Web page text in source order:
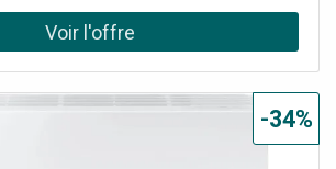
Hub USB intégré pour connecter
HDMI avec ARC : intégration facile avec
audiovisuels Compatibilité VESA
-34%